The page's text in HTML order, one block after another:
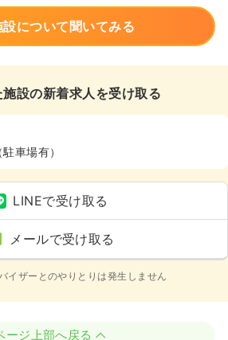
設について聞いてみる
設の新着求人を受け取る
車場有）
LINEで受け取る
メールで受け取る
イザーとのやりとりは発生しません
ージ上部へ戻る